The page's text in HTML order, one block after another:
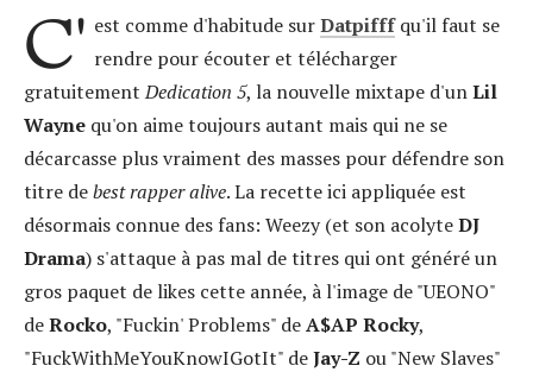
C' est comme d'habitude surDatpifffqu'il faut se
rendre pour écouter et télécharger
gratuitementDedication 5, la nouvelle mixtape d'unLil
Wayne qu'on aime toujours autant mais qui ne se
décarcasse plus vraiment des masses pour défendre son
titre debest rapper alive. La recette ici appliquée est
désormais connue des fans: Weezy (et son acolyteDJ
Drama) s'attaque à pas mal de titres qui ont généré un
gros paquet de likes cette année, à l'image de "UEONO"
deRocko, "Fuckin' Problems" deA$AP Rocky,
"FuckWithMeYouKnowIGotIt" deJay-Z ou "New Slaves"